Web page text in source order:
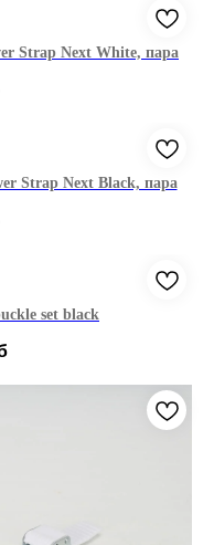
Strap Next White, пара
Strap Next Black, пара
set black